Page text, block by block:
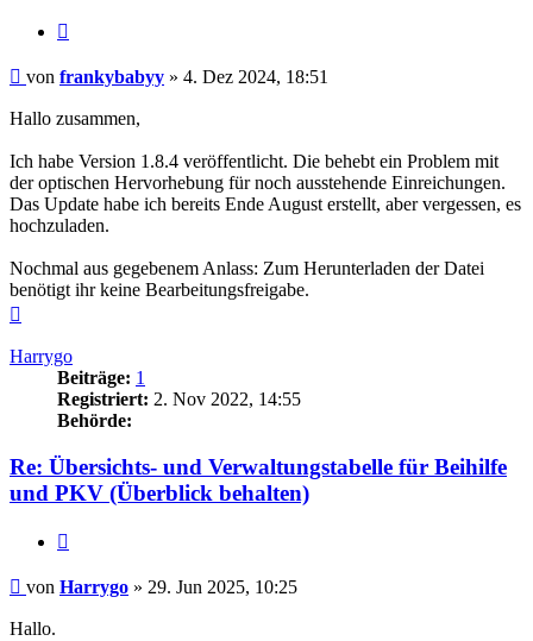
Beitrag
von frankybabyy » 4. Dez 2024, 18:51
Hallo zusammen,
Ich habe Version 1.8.4 veröffentlicht. Die behebt ein Problem mit
der optischen Hervorhebung für noch ausstehende Einreichungen.
Das Update habe ich bereits Ende August erstellt, aber vergessen, es
hochzuladen.
Nochmal aus gegebenem Anlass: Zum Herunterladen der Datei
benötigt ihr keine Bearbeitungsfreigabe.
Harrygo
Beiträge: 1
Registriert: 2. Nov 2022, 14:55
Behörde:
Re: Übersichts- und Verwaltungstabelle für Beihilfe
und PKV (Überblick behalten)
Beitrag
von Harrygo » 29. Jun 2025, 10:25
Hallo.